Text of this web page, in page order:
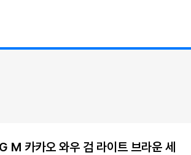
M 카카오 와우 검 라이트 브라운 세